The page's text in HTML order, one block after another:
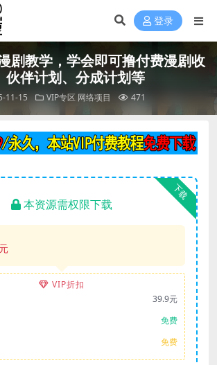
登录
剧教学，学会即可撸付费漫剧收
伙伴计划、分成计划等
11-15 VIP专区 网络项目 471
下载
本资源需权限下载
元
VIP折扣
39.9元
免费
免费